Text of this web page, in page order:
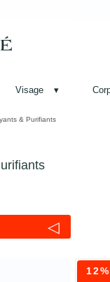
Visage ▾
& Purifiants
◁
12%